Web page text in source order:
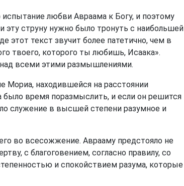
любви Авраама к Богу, и поэтому
струну нужно было тронуть с наибольшей
этот текст звучит более патетично, чем в
твоего, которого ты любишь, Исаака».
всеми этими размышлениями.
Мориа, находившейся на расстоянии
время поразмыслить, и если он решится
служение в высшей степени разумное и
во всесожжение. Аврааму предстояло не
с благоговением, согласно правилу, со
и спокойствием разума, которые